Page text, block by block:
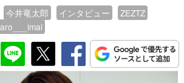
今井竜太郎 インタビュー
ZEZTZ